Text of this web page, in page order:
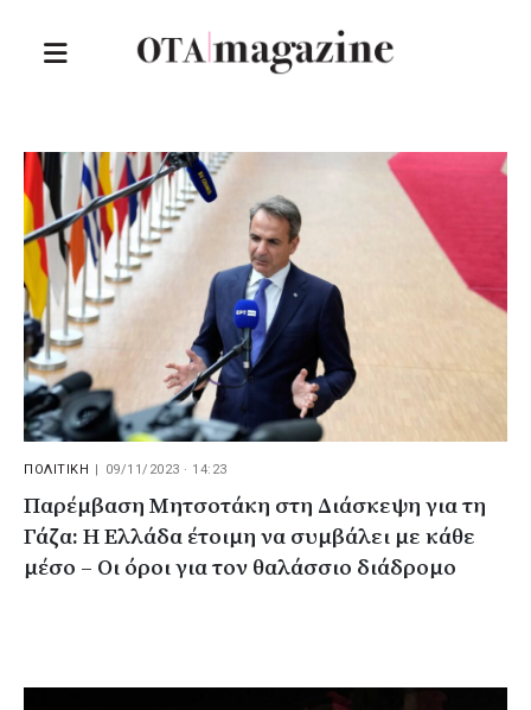
ΠΟΛΙΤΙΚΗ 09/11/2023 · 14:23
Παρέμβαση Μητσοτάκη στη Διάσκεψη για τη
Γάζα: Η Ελλάδα έτοιμη να συμβάλει με κάθε
μέσο – Οι όροι για τον θαλάσσιο διάδρομο